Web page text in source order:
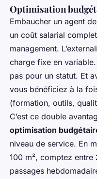
Optimisation
Embaucher un agent
un coût salarial
management.
charge fixe en
pas pour un statut. Et
vous bénéficiez à la
(formation, outils,
C’est ce double
optimisation
niveau de service. En
100 m², comptez entre
passages